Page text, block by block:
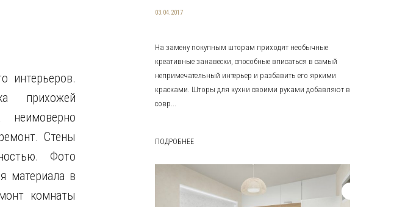
интерьеров.
прихожей
Стены
Фото
материала в
комнаты
03.04.2017
На замену покупным шторам приходят необычные
креативные занавески, способные вписаться в самый
непримечательный интерьер и разбавить его яркими
красками. Шторы для кухни своими руками добавляют в
совр...
ПОДРОБНЕЕ